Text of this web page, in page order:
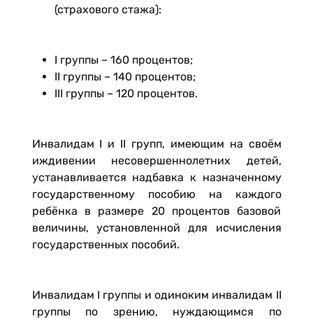
(страхового стажа):
I группы – 160 процентов;
II группы – 140 процентов;
III группы – 120 процентов.
Инвалидам I и II групп, имеющим на своём
иждивении несовершеннолетних детей,
устанавливается надбавка к назначенному
государственному пособию на каждого
ребёнка в размере 20 процентов базовой
величины, установленной для исчисления
государственных пособий.
Инвалидам I группы и одиноким инвалидам II
группы по зрению, нуждающимся по